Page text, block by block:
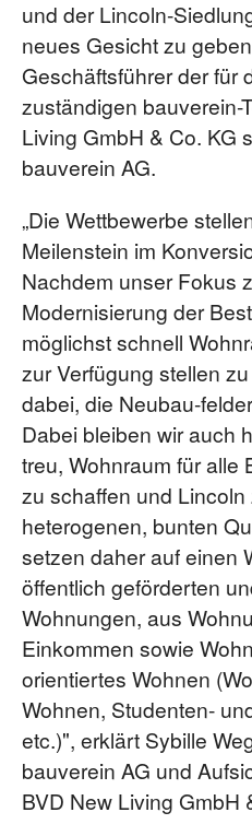
und der Lincoln-
neues Gesicht zu
Geschäftsführer der für
zuständigen bauverein-
Living GmbH & Co. KG
bauverein AG.
„Die Wettbewerbe
Meilenstein im
Nachdem unser Fokus
Modernisierung der
möglichst schnell
zur Verfügung stellen
dabei, die Neubau-
Dabei bleiben wir auch
treu, Wohnraum für alle
zu schaffen und Lincoln
heterogenen, bunten
setzen daher auf einen
öffentlich geförderten
Wohnungen, aus
Einkommen sowie
orientiertes Wohnen
Wohnen, Studenten-
etc.)", erklärt Sybille
bauverein AG und
BVD New Living GmbH